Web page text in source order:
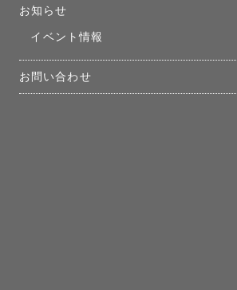
お知らせ
イベント情報
お問い合わせ